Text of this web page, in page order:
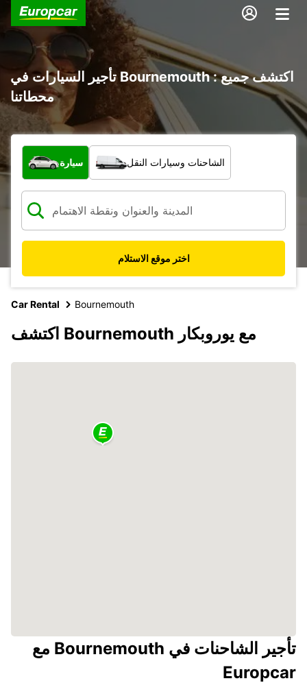
تأجير السيارات في Bournemouth : اكتشف جميع
محطاتنا
ما نوع المركبة؟
سيارة الشاحنات وسيارات النقل
اختر موقع الاستلام
Car Rental Bournemouth
اكتشف Bournemouth مع يوروبكار
تأجير الشاحنات في Bournemouth مع
Europcar